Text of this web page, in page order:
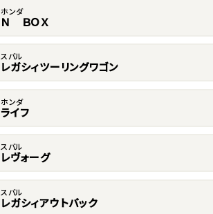
ホンダ
Ｎ ＢＯＸ
スバル
レガシィツーリングワゴン
ホンダ
ライフ
スバル
レヴォーグ
スバル
レガシィアウトバック